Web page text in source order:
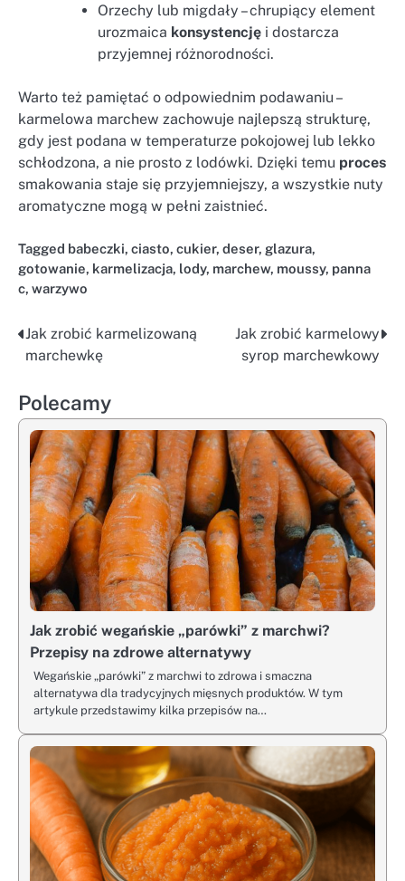
Orzechy lub migdały – chrupiący element
urozmaica konsystencję i dostarcza
przyjemnej różnorodności.
Warto też pamiętać o odpowiednim podawaniu –
karmelowa marchew zachowuje najlepszą strukturę,
gdy jest podana w temperaturze pokojowej lub lekko
schłodzona, a nie prosto z lodówki. Dzięki temu proces
smakowania staje się przyjemniejszy, a wszystkie nuty
aromatyczne mogą w pełni zaistnieć.
Tagged babeczki, ciasto, cukier, deser, glazura,
gotowanie, karmelizacja, lody, marchew, moussy, panna
c, warzywo
Nawigacja
Jak zrobić karmelizowaną
marchewkę
Jak zrobić karmelowy
syrop marchewkowy
Polecamy
Jak zrobić wegańskie „parówki” z marchwi?
Przepisy na zdrowe alternatywy
Wegańskie „parówki” z marchwi to zdrowa i smaczna
alternatywa dla tradycyjnych mięsnych produktów. W tym
artykule przedstawimy kilka przepisów na…